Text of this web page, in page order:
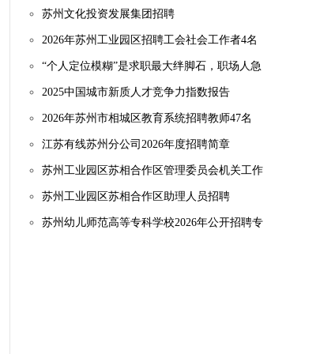
经理成热门岗位
苏州文化投资发展集团招聘
2026年苏州工业园区招聘工会社会工作者4名
“个人定位模糊”是求职最大绊脚石，职场人急
需“职业定位”助手多数求职者频遇简历难题，
一键诊断优化+定制功能成刚需“终身伙伴”的
2025中国城市新质人才竞争力指数报告
2026年苏州市相城区教育系统招聘教师47名
（事业编制）
江苏有线苏州分公司2026年度招聘简章
苏州工业园区苏相合作区管理委员会机关工作
人员招聘
苏州工业园区苏相合作区助理人员招聘
苏州幼儿师范高等专科学校2026年公开招聘专